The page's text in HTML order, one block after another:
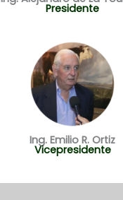
Presidente
Ing. Emilio R. Ortiz
Vicepresidente